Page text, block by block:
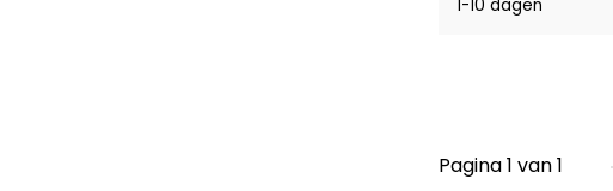
1-10 dagen
Pagina 1 van 1